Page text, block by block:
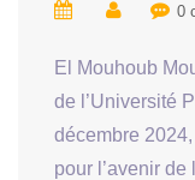
0
El Mouhoub
de l’Université
décembre
pour l’avenir de